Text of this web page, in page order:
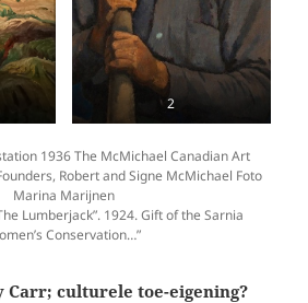
2
1936 The McMichael Canadian Art
Robert and Signe McMichael Foto
Marina Marijnen
Lumberjack”. 1924. Gift of the Sarnia
Conservation…”
Carr; culturele toe-eigening?